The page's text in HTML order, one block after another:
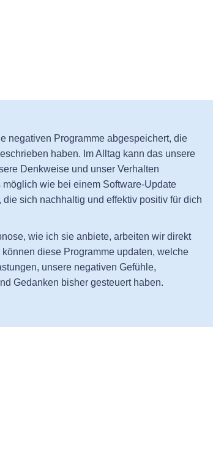
negativen Programme abgespeichert, die
haben. Im Alltag kann das unsere
Denkweise und unser Verhalten
wie bei einem Software-Update
sich nachhaltig und effektiv positiv für dich
wie ich sie anbiete, arbeiten wir direkt
diese Programme updaten, welche
unsere negativen Gefühle,
Gedanken bisher gesteuert haben.